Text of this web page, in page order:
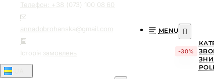
Телефон: +38 (073) 100 08 60
annadobrohanska@gmail.com
Історія замовлень
MENU
-30%